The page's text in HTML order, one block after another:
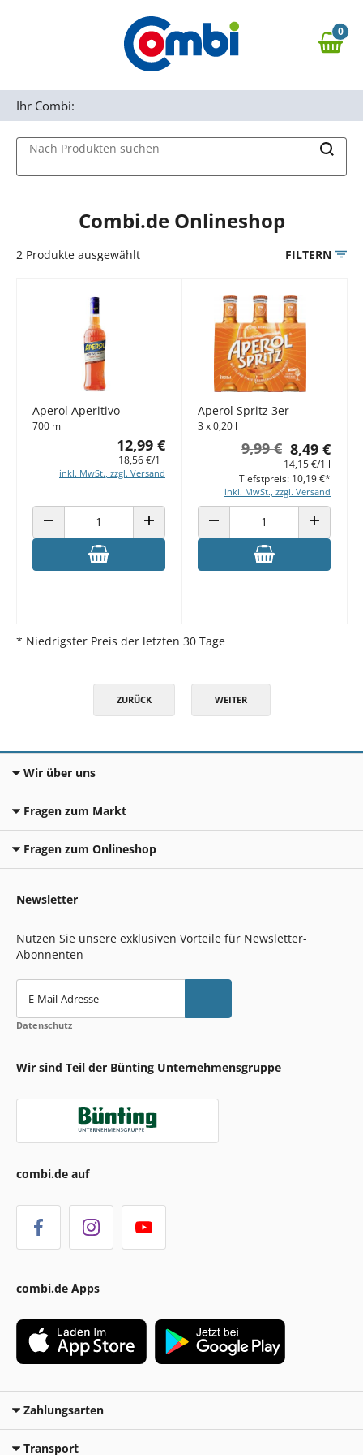
Zur Navigation springen
0,00 €
0
Nach Produkten suchen
Ihr Combi:
Combi.de Onlineshop
2 Produkte ausgewählt FILTERN
Aperol Aperitivo
700 ml
12,99 €
18,56 €/1 l
inkl. MwSt., zzgl. Versand
ANZAHL VERRINGERN ANZAHL ERHÖHEN
Aperol Spritz 3er
3 x 0,20 l
8,49 €
9,99 €
14,15 €/1 l
inkl. MwSt., zzgl. Versand
Tiefstpreis: 10,19 €*
ANZAHL VERRINGERN ANZAHL
* Niedrigster Preis der letzten 30 Tage
ZURÜCK WEITER
Wir über uns
Fragen zum Markt
Fragen zum Onlineshop
Newsletter
Nutzen Sie unsere exklusiven Vorteile für Newsletter-
Abonnenten
E-Mail-Adresse
Datenschutz
Wir sind Teil der Bünting Unternehmensgruppe
combi.de auf
combi.de Apps
Zahlungsarten
Transport